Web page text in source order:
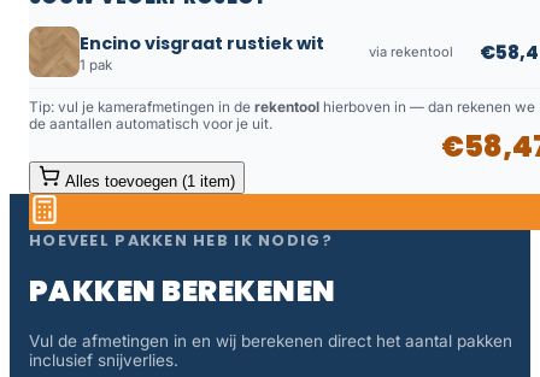
Encino visgraat rustiek wit
1 pak
via rekentool
Tip: vul je kamerafmetingen in de rekentool hierboven in — dan rekenen we
de aantallen automatisch voor je uit.
Alles toevoegen (1 item)
HOEVEEL PAKKEN HEB IK NODIG?
PAKKEN BEREKENEN
Vul de afmetingen in en wij berekenen direct het aantal pakken
inclusief snijverlies.